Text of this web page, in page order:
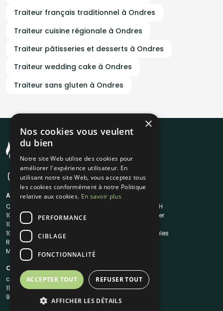
Traiteur français traditionnel à Ondres
Traiteur cuisine régionale à Ondres
Traiteur pâtisseries et desserts à Ondres
Traiteur wedding cake à Ondres
Traiteur sans gluten à Ondres
A propos
Qui sommes-nous ?
1001Salles
1001Salles PRO
1001DJ
Reserverunbar
MP2
Liens utiles
Traiteur en 48H
Nous contacter
Mentions légales
Contacts
contact@1001traiteurs.com
11 Rue Maurice Grandcoing
94200 Ivry-sur-Seine
×
Nos cookies vous veulent
du bien
Notre site Web utilise des cookies pour
améliorer l'expérience utilisateur. En
utilisant notre site Web, vous acceptez tous
les cookies conformément à notre Politique
relative aux cookies. En savoir plus
PERFORMANCE
CIBLAGE
FONCTIONNALITÉ
ACCEPTER TOUT REFUSER TOUT
AFFICHER LES DÉTAILS